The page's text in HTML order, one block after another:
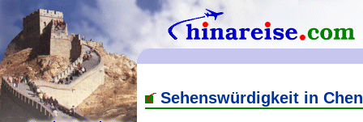
Sehenswürdigkeit in